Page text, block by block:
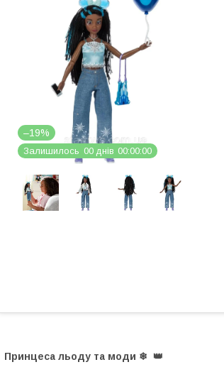
–19%
Залишилось 00 днів 00 00 00
Принцеса льоду та моди ❄
👑